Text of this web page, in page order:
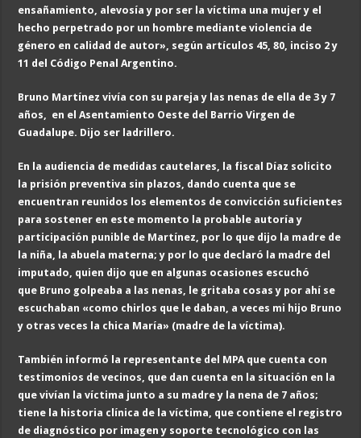
ensañamiento, alevosía y por ser la víctima una mujer y el
hecho perpetrado por un hombre mediante violencia de
género en calidad de autor», según artículos 45, 80, inciso 2 y
11 del Código Penal Argentino.
Bruno Martínez vivía con su pareja y las nenas de ella de 3 y 7
años,
en el Asentamiento Oeste del Barrio Virgen de
Guadalupe. Dijo ser ladrillero.
En la audiencia de medidas cautelares, la fiscal Díaz solicito
la prisión preventiva sin plazos, dando cuenta que se
encuentran reunidos los elementos de convicción suficientes
para sostener en este momento la probable autoría y
participación punible de Martínez, por lo que dijo la madre de
la niña, la abuela materna; y por lo que declaró la madre del
imputado, quien dijo que en algunas ocasiones escuchó
que Bruno golpeaba a las nenas, le gritaba cosas y por ahí se
escuchaban «como chirlos que le daban, a veces mi hijo Bruno
y otras veces la chica María» (madre de la víctima).
También informó la representante del MPA que cuenta con
testimonios de vecinos, que dan cuenta en la situación en la
que vivían la víctima junto a su madre y la nena de 7 años;
tiene la historia clínica de la víctima, que contiene el registro
de diagnóstico por imagen y soporte tecnológico con las